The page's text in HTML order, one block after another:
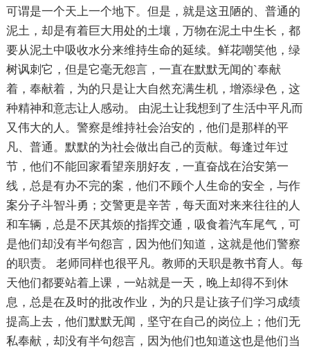
可谓是一个天上一个地下。但是，就是这丑陋的、普通的
泥土，却是有着巨大用处的土壤，万物在泥土中生长，都
要从泥土中吸收水分来维持生命的延续。鲜花嘲笑他，绿
树讽刺它，但是它毫无怨言，一直在默默无闻的`奉献
着，奉献着，为的只是让大自然充满生机，增添绿色，这
种精神和意志让人感动。 由泥土让我想到了生活中平凡而
又伟大的人。警察是维持社会治安的，他们是那样的平
凡、普通。默默的为社会做出自己的贡献。每逢过年过
节，他们不能回家看望亲朋好友，一直奋战在治安第一
线，总是有办不完的案，他们不顾个人生命的安全，与作
案分子斗智斗勇；交警更是辛苦，每天面对来来往往的人
和车辆，总是不厌其烦的指挥交通，吸食着汽车尾气，可
是他们却没有半句怨言，因为他们知道，这就是他们警察
的职责。 老师同样也很平凡。教师的天职是教书育人。每
天他们都要站着上课，一站就是一天，晚上却得不到休
息，总是在及时的批改作业，为的只是让孩子们学习成绩
提高上去，他们默默无闻，坚守在自己的岗位上；他们无
私奉献，却没有半句怨言，因为他们也知道这也是他们当